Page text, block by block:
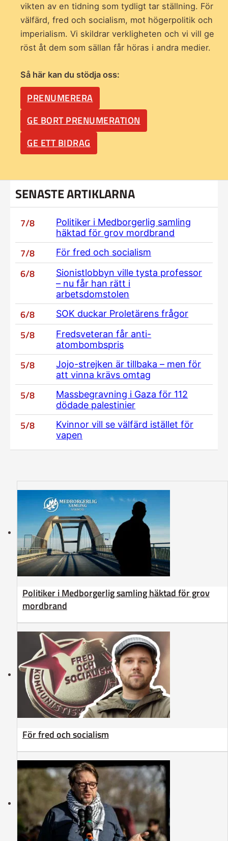
vikten av en tidning som tydligt tar ställning. För
välfärd, fred och socialism, mot högerpolitik och
imperialism. Vi skildrar verkligheten och vi vill ge
röst åt dem som sällan får höras i andra medier.
Så här kan du stödja oss:
PRENUMERERA
GE BORT PRENUMERATION
GE ETT BIDRAG
SENASTE ARTIKLARNA
7/8
Politiker i Medborgerlig samling
häktad för grov mordbrand
7/8 För fred och socialism
6/8
Sionistlobbyn ville tysta professor
– nu får han rätt i
arbetsdomstolen
6/8 SOK duckar Proletärens frågor
5/8
Fredsveteran får anti-
atombombspris
5/8
Jojo-strejken är tillbaka – men för
att vinna krävs omtag
5/8
Massbegravning i Gaza för 112
dödade palestinier
5/8
Kvinnor vill se välfärd istället för
vapen
Politiker i Medborgerlig samling häktad för grov
mordbrand
För fred och socialism